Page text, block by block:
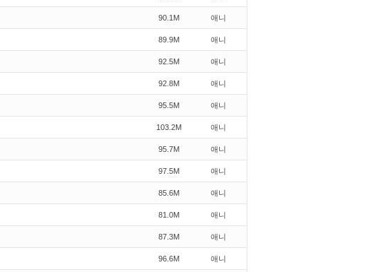
90.1M 애니
89.9M 애니
92.5M 애니
92.8M 애니
95.5M 애니
103.2M 애니
95.7M 애니
97.5M 애니
85.6M 애니
81.0M 애니
87.3M 애니
96.6M 애니